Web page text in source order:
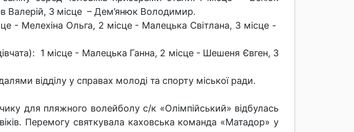
Валерій, 3 місце – Дем’янюк Володимир.
- Мелехiна Ольга, 2 місце - Малецька Світлана, 3 місце -
1 місце - Малецька Ганна, 2 місце - Шешеня Євген, 3
відділу у справах молоді та спорту міської ради.
для пляжного волейболу с/к «Олімпійський» відбулась
Перемогу святкувала каховська команда «Матадор» у